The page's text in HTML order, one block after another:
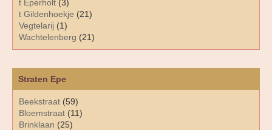
Straten Epe
Beekstraat (59)
Bloemstraat (11)
Brinklaan (25)
t Eperholt (3)
t Gildenhoekje (21)
Vegtelarij (1)
Wachtelenberg (21)